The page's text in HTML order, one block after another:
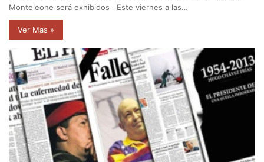
Monteleone será exhibidos Este viernes a las…
Ver Mas »